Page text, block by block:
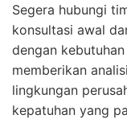
Segera hubungi
konsultasi awal
dengan
memberikan
lingkungan
kepatuhan yang